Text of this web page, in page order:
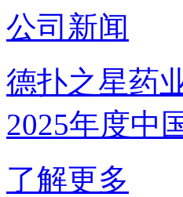
公司新闻
德扑之星药
2025年度中
了解更多